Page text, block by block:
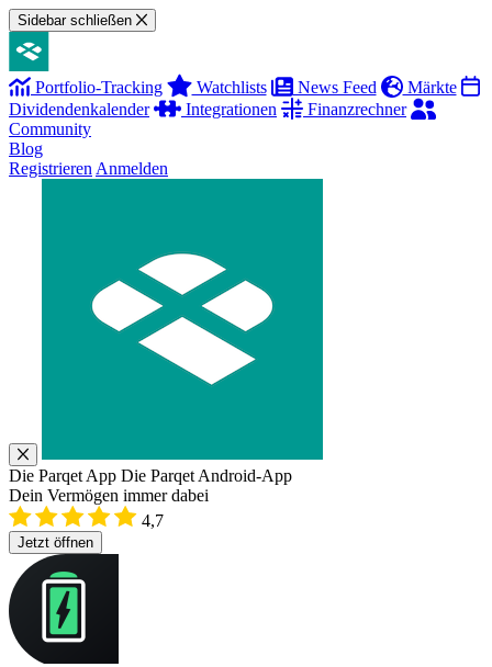
Sidebar schließen
Portfolio-Tracking Watchlists News Feed
Märkte
Dividendenkalender
Integrationen
Finanzrechner
Community
Blog
Registrieren Anmelden
Die Parqet App Die Parqet Android-App
Dein Vermögen immer dabei
4,7
Jetzt öffnen